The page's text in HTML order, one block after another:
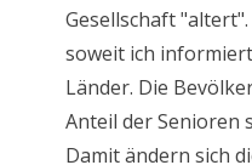
Gesellschaft
soweit ich
Länder. Die
Anteil der Senioren
Damit ändern sich